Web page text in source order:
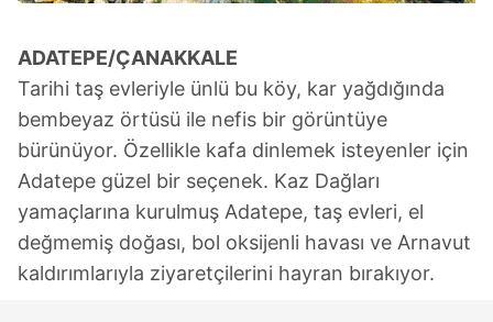
ADATEPE/ÇANAKKALE
Tarihi taş evleriyle ünlü bu köy, kar yağdığında
bembeyaz örtüsü ile nefis bir görüntüye
bürünüyor. Özellikle kafa dinlemek isteyenler için
Adatepe güzel bir seçenek. Kaz Dağları
yamaçlarına kurulmuş Adatepe, taş evleri, el
değmemiş doğası, bol oksijenli havası ve Arnavut
kaldırımlarıyla ziyaretçilerini hayran bırakıyor.